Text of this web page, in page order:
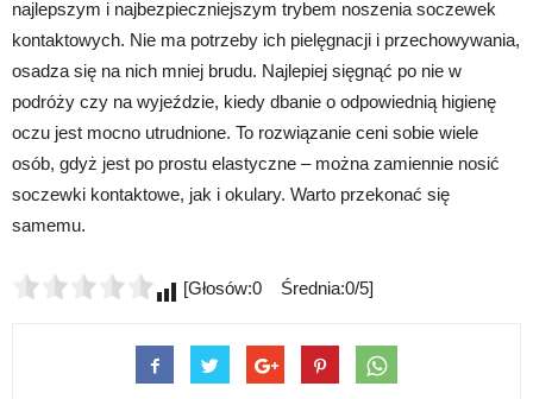
najlepszym i najbezpieczniejszym trybem noszenia soczewek
kontaktowych. Nie ma potrzeby ich pielęgnacji i przechowywania,
osadza się na nich mniej brudu. Najlepiej sięgnąć po nie w
podróży czy na wyjeździe, kiedy dbanie o odpowiednią higienę
oczu jest mocno utrudnione. To rozwiązanie ceni sobie wiele
osób, gdyż jest po prostu elastyczne – można zamiennie nosić
soczewki kontaktowe, jak i okulary. Warto przekonać się
samemu.
[Głosów:0 Średnia:0/5]